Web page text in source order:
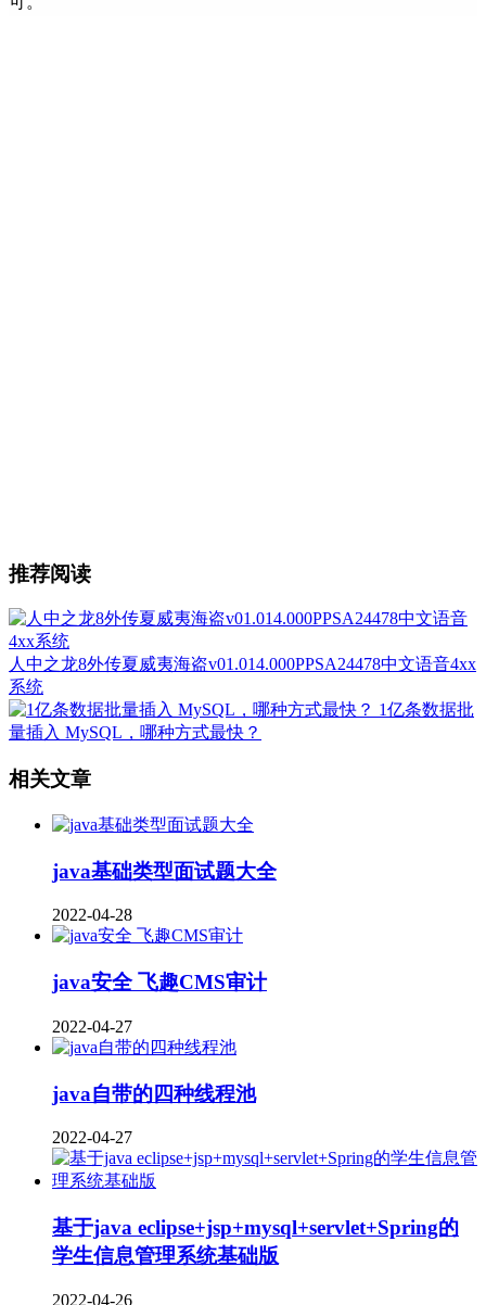
推荐阅读
人中之龙8外传夏威夷海盗v01.014.000PPSA24478中文语音4xx
系统
1亿条数据批
量插入 MySQL，哪种方式最快？
相关文章
java基础类型面试题大全
2022-04-28
java安全 飞趣CMS审计
2022-04-27
java自带的四种线程池
2022-04-27
基于java eclipse+jsp+mysql+servlet+Spring的
学生信息管理系统基础版
2022-04-26